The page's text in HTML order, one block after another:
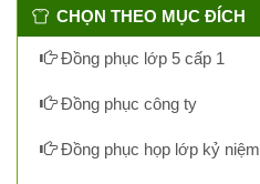
CHỌN THEO MỤC ĐÍCH
Đồng phục lớp 5 cấp 1
Đồng phục công ty
Đồng phục họp lớp kỷ niệm